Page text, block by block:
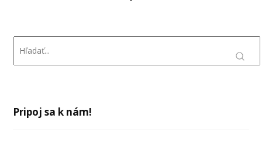
Pripoj sa k nám!